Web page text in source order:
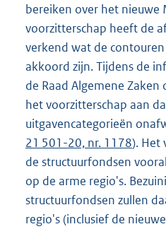
bereiken over het nieuwe
voorzitterschap heeft de
verkend wat de
akkoord zijn. Tijdens de
de Raad Algemene
het voorzitterschap aan
uitgavencategorieën
21 501-20, nr. 1178). Het
de structuurfondsen
op de arme regio's.
structuurfondsen zullen
regio's (inclusief de